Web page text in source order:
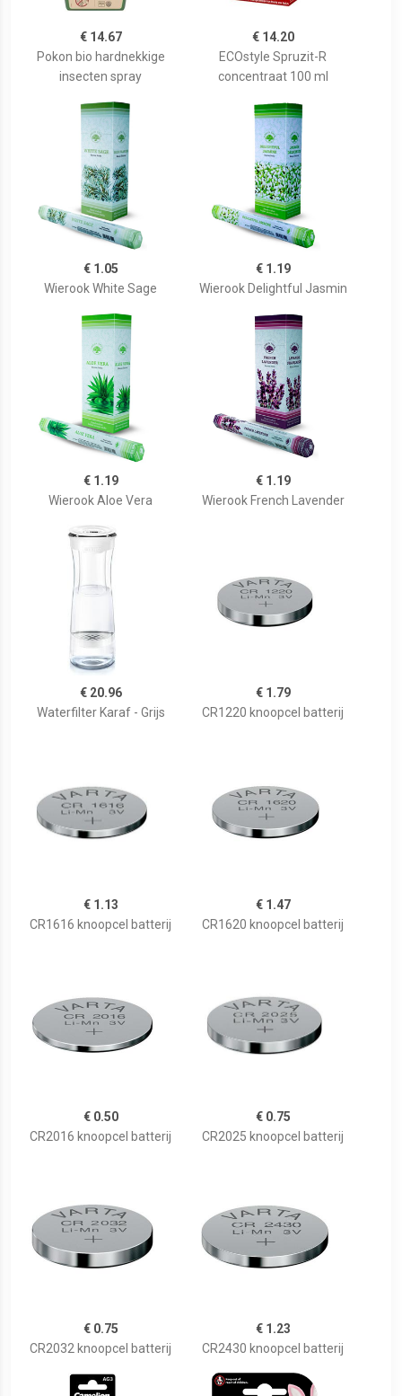
€ 14.67
Pokon bio hardnekkige
insecten spray
€ 14.20
ECOstyle Spruzit-R
concentraat 100 ml
€ 1.05
Wierook White Sage
€ 1.19
Wierook Delightful Jasmin
€ 1.19
Wierook Aloe Vera
€ 1.19
Wierook French Lavender
€ 20.96
Waterfilter Karaf - Grijs
€ 1.79
CR1220 knoopcel batterij
€ 1.13
CR1616 knoopcel batterij
€ 1.47
CR1620 knoopcel batterij
€ 0.50
CR2016 knoopcel batterij
€ 0.75
CR2025 knoopcel batterij
€ 0.75
CR2032 knoopcel batterij
€ 1.23
CR2430 knoopcel batterij